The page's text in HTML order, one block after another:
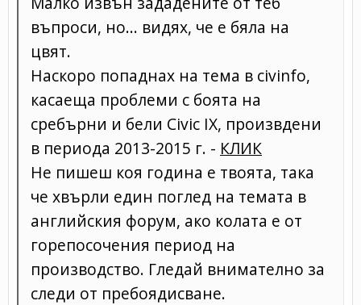
въпроси, но... видях, че е бяла на
цвят.
Наскоро попаднах на тема в civinfo,
касаеща проблеми с боята на
сребърни и бели Civic IX, произвдени
в периода 2013-2015 г. - КЛИК
Не пишеш коя година е твоята, така
че хвърли един поглед на темата в
английския форум, ако колата е от
горепосочения период на
производство. Гледай внимателно за
следи от пребоядисване.